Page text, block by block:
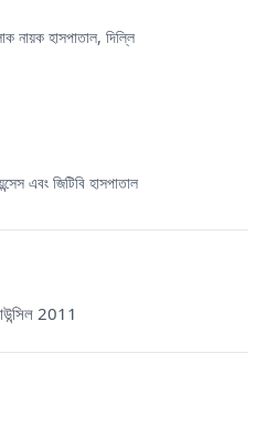
নায়ক হাসপাতাল, দিল্লি
এবং জিটিবি হাসপাতাল
2011